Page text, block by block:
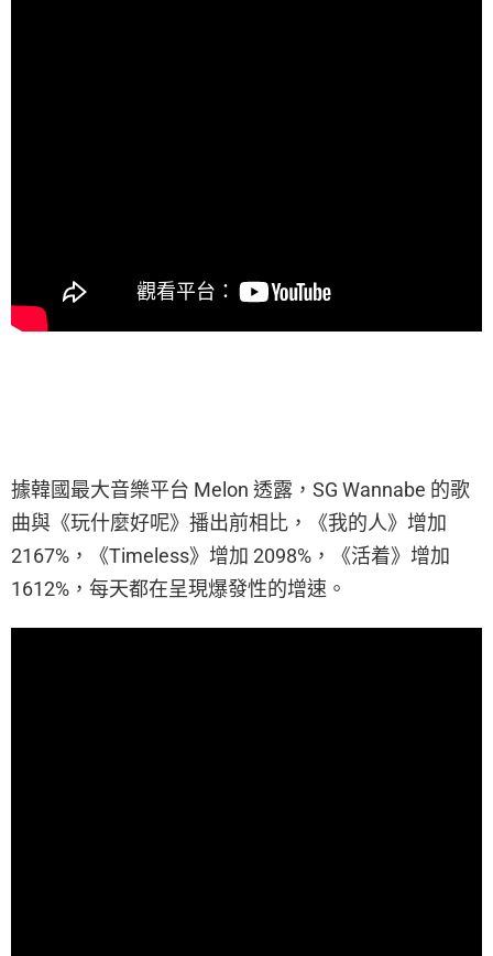
據韓國最大音樂平台 Melon 透露，SG Wannabe 的歌
曲與《玩什麼好呢》播出前相比，《我的人》增加
2167%，《Timeless》增加 2098%，《活着》增加
1612%，每天都在呈現爆發性的增速。